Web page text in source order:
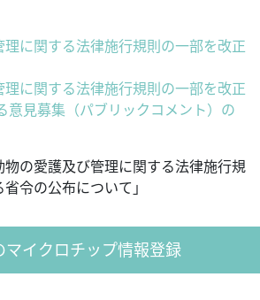
理に関する法律施行規則の一部を改正
理に関する法律施行規則の一部を改正
意見募集（パブリックコメント）の
の愛護及び管理に関する法律施行規
令の公布について」
マイクロチップ情報登録